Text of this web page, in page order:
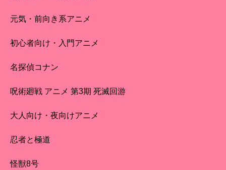
元気・前向き系アニメ
初心者向け・入門アニメ
名探偵コナン
呪術廻戦 アニメ 第3期 死滅回游
大人向け・夜向けアニメ
忍者と極道
怪獣8号